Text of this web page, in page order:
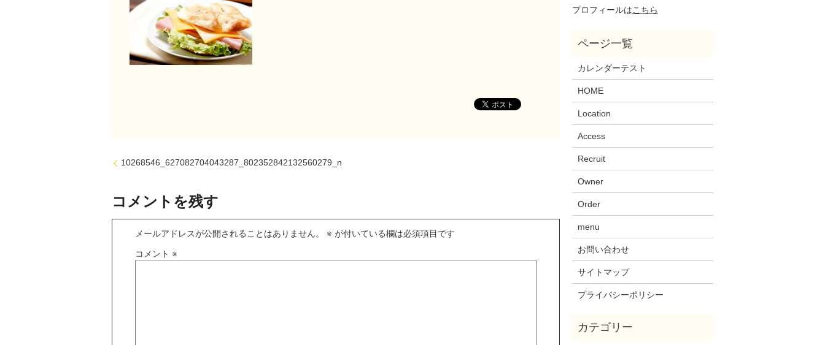
10268546_627082704043287_802352842132560279_n
コメントを残す
メールアドレスが公開されることはありません。 ※ が付いている欄は必須項目です
コメント ※
プロフィールはこちら
カレンダーテスト
HOME
Location
Access
Recruit
Owner
Order
menu
お問い合わせ
サイトマップ
プライバシーポリシー